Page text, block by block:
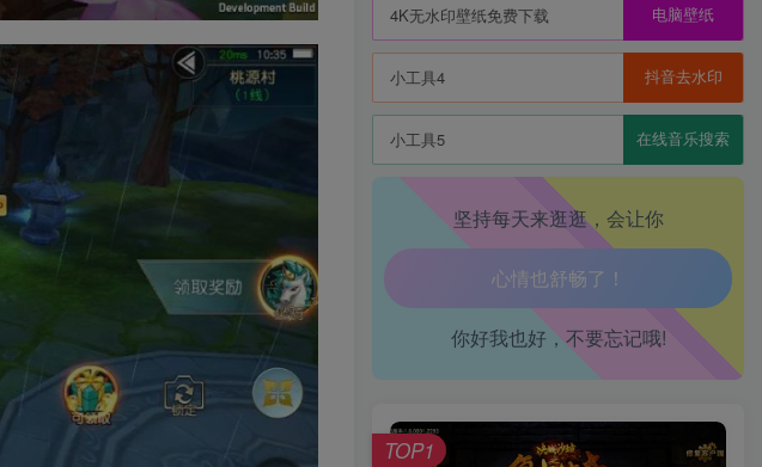
4K无水印壁纸免费下载 电脑壁纸
小工具4 抖音去水印
小工具5 在线音乐搜索
坚持每天来逛逛，会让你
生活也美好了！
心情也舒畅了！
走路也有劲了！
腿也不痛了！
腰也不酸了！
工作也轻松了！
你好我也好，不要忘记哦!
TOP1